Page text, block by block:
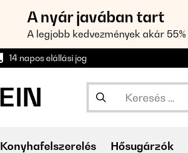
A nyár javában tart
A legjobb kedvezmények akár 55%
14 napos elállási jog
Konyhafelszerelés Hősugárzók